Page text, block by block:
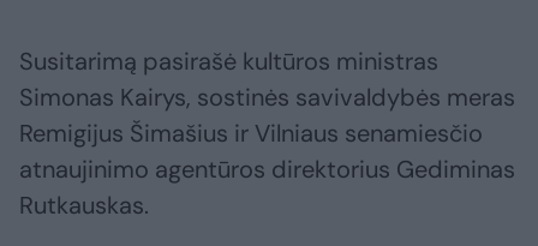
Susitarimą pasirašė kultūros ministras
Simonas Kairys, sostinės savivaldybės meras
Remigijus Šimašius ir Vilniaus senamiesčio
atnaujinimo agentūros direktorius Gediminas
Rutkauskas.